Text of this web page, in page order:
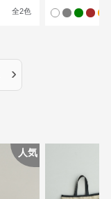
全2色
›
人気